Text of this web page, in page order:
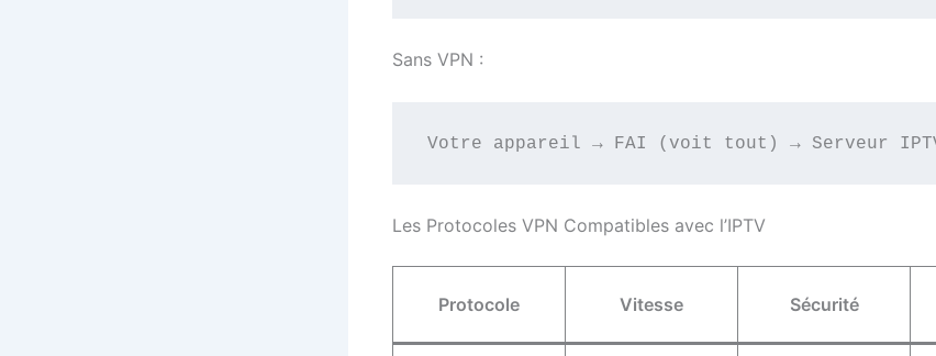
Sans VPN :
Les Protocoles VPN Compatibles avec l’IPTV
Protocole Vitesse Sécurité